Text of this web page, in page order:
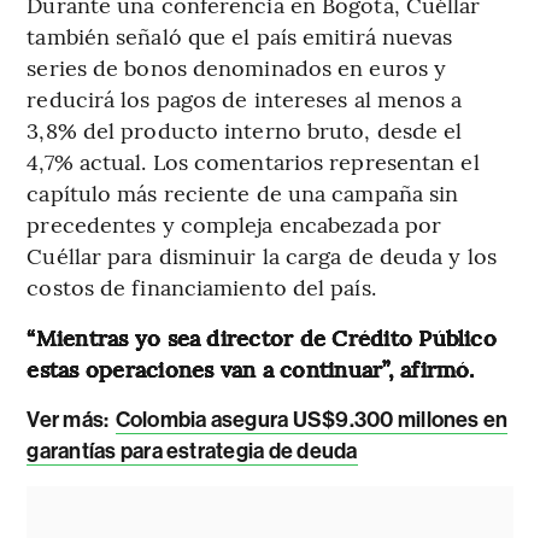
también señaló que el país emitirá nuevas
series de bonos denominados en euros y
reducirá los pagos de intereses al menos a
3,8% del producto interno bruto, desde el
4,7% actual. Los comentarios representan el
capítulo más reciente de una campaña sin
precedentes y compleja encabezada por
Cuéllar para disminuir la carga de deuda y los
costos de financiamiento del país.
“Mientras yo sea director de Crédito Público
estas operaciones van a continuar”, afirmó.
Ver más: Colombia asegura US$9.300 millones en
garantías para estrategia de deuda